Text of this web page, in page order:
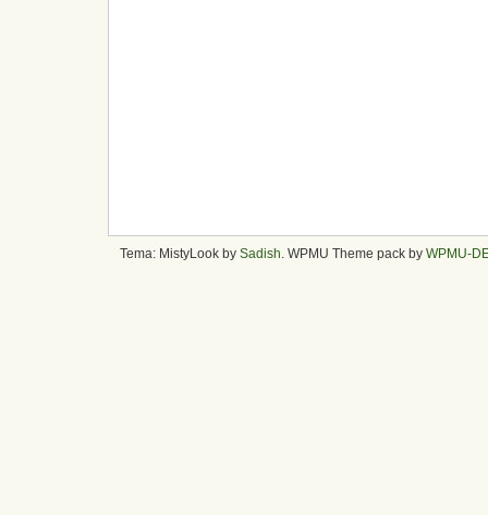
Tema: MistyLook by Sadish . WPMU Theme pack by WPMU-